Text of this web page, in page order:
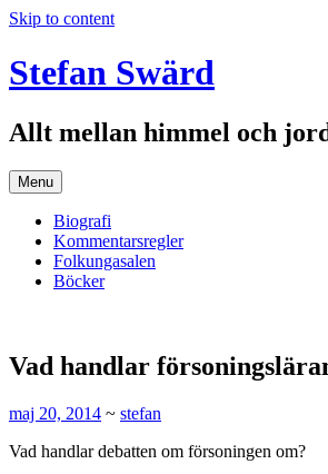
Skip to content
Stefan Swärd
Allt mellan himmel och
Menu
Biografi
Kommentarsregler
Folkungasalen
Böcker
Vad handlar
maj 20, 2014 ~ stefan
Vad handlar debatten om försoningen om?